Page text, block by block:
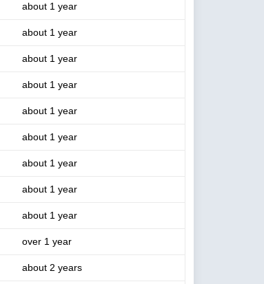
about 1 year
about 1 year
about 1 year
about 1 year
about 1 year
about 1 year
about 1 year
about 1 year
about 1 year
over 1 year
about 2 years